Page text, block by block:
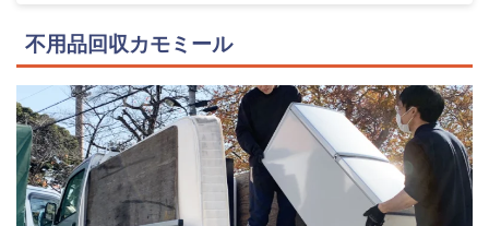
不用品回収カモミール